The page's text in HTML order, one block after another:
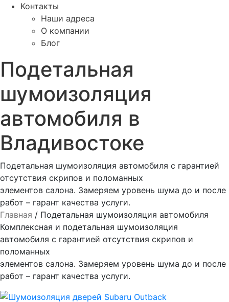
Контакты
Наши адреса
О компании
Блог
Подетальная
шумоизоляция
автомобиля в
Владивостоке
Подетальная шумоизоляция автомобиля с гарантией
отсутствия скрипов и поломанных
элементов салона. Замеряем уровень шума до и после
работ – гарант качества услуги.
Главная / Подетальная шумоизоляция автомобиля
Комплексная и подетальная шумоизоляция
автомобиля с гарантией отсутствия скрипов и
поломанных
элементов салона. Замеряем уровень шума до и после
работ – гарант качества услуги.